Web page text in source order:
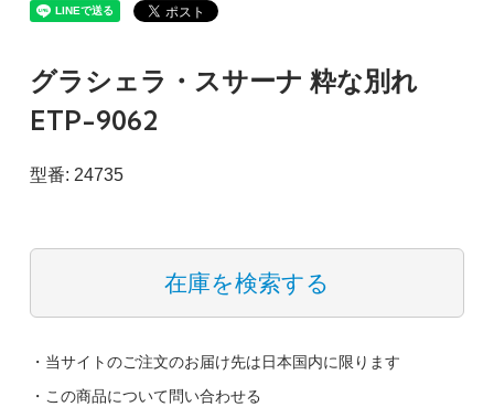
グラシェラ・スサーナ 粋な別れ
ETP-9062
型番: 24735
在庫を検索する
・当サイトのご注文のお届け先は日本国内に限ります
・この商品について問い合わせる